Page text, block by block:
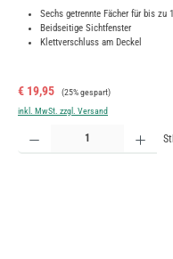
Sechs getrennte Fächer für bis zu
Beidseitige Sichtfenster
Klettverschluss am Deckel
Verkaufspreis:
€ 19,95 Regulärer Preis:
(25% gespart)
inkl. MwSt. zzgl. Versand
Produkt Anzahl: Gib den gewünschten